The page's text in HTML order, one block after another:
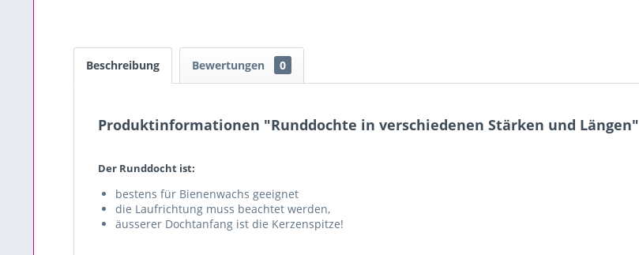
Beschreibung Bewertungen 0
Produktinformationen "Runddochte in verschiedenen Stärken und Längen"
Der Runddocht ist:
bestens für Bienenwachs geeignet
die Laufrichtung muss beachtet werden,
äusserer Dochtanfang ist die Kerzenspitze!